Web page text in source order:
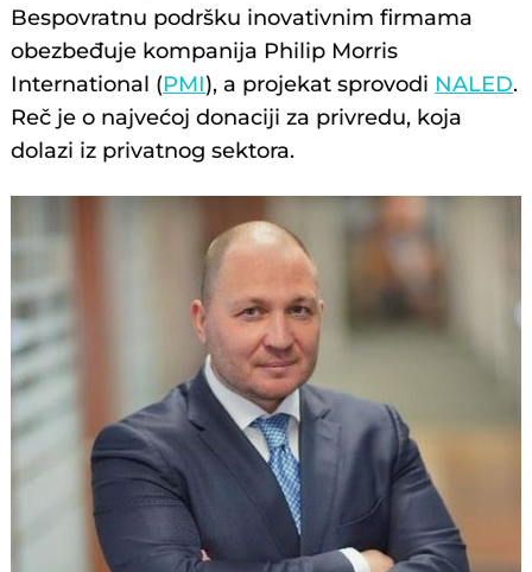
Bespovratnu podršku inovativnim firmama
obezbeđuje kompanija Philip Morris
International (PMI), a projekat sprovodi NALED.
Reč je o najvećoj donaciji za privredu, koja
dolazi iz privatnog sektora.